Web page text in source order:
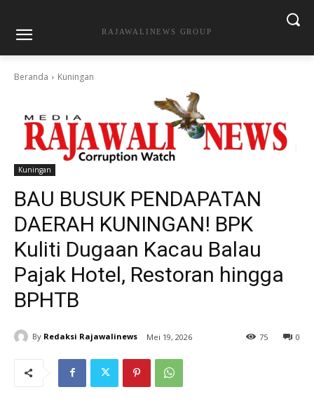
RAJAWALINEWS GROUP
Beranda Kuningan
Kuningan
BAU BUSUK PENDAPATAN
DAERAH KUNINGAN! BPK
Kuliti Dugaan Kacau Balau
Pajak Hotel, Restoran hingga
BPHTB
By Redaksi Rajawalinews Mei 19, 2026 0
75